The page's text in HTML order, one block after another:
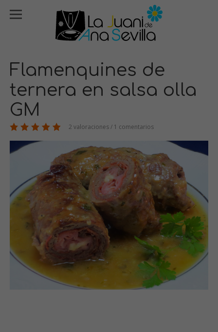
Flamenquines de
ternera en salsa olla
GM
2 valoraciones / 1 comentarios